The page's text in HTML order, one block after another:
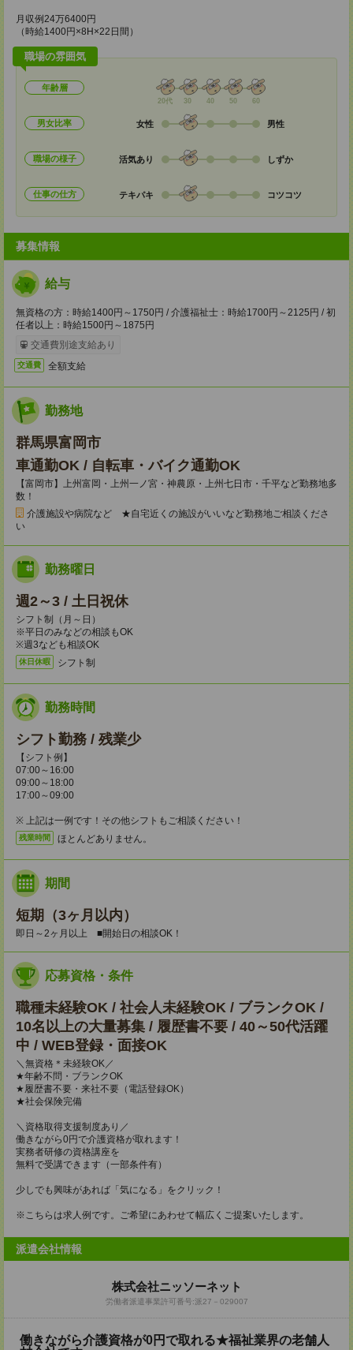
月収例24万6400円
（時給1400円×8H×22日間）
職場の雰囲気
年齢層
20代 30 40 50 60
男女比率 女性 男性
職場の様子 活気あり しずか
仕事の仕方 テキパキ コツコツ
募集情報
給与
無資格の方：時給1400円～1750円 / 介護福祉士：時給1700円～2125円 / 初
任者以上：時給1500円～1875円
交通費別途支給あり
交通費 全額支給
勤務地
群馬県富岡市
車通勤OK / 自転車・バイク通勤OK
【富岡市】上州富岡・上州一ノ宮・神農原・上州七日市・千平など勤務地多
数！
介護施設や病院など ★自宅近くの施設がいいなど勤務地ご相談くださ
い
勤務曜日
週2～3 / 土日祝休
シフト制（月～日）
※平日のみなどの相談もOK
※週3なども相談OK
休日休暇 シフト制
勤務時間
シフト勤務 / 残業少
【シフト例】
07:00～16:00
09:00～18:00
17:00～09:00
※ 上記は一例です！その他シフトもご相談ください！
残業時間 ほとんどありません。
期間
短期（3ヶ月以内）
即日～2ヶ月以上 ■開始日の相談OK！
応募資格・条件
職種未経験OK / 社会人未経験OK / ブランクOK /
10名以上の大量募集 / 履歴書不要 / 40～50代活躍
中 / WEB登録・面接OK
＼無資格＊未経験OK／
★年齢不問・ブランクOK
★履歴書不要・来社不要（電話登録OK）
★社会保険完備
＼資格取得支援制度あり／
働きながら0円で介護資格が取れます！
実務者研修の資格講座を
無料で受講できます（一部条件有）
少しでも興味があれば「気になる」をクリック！
※こちらは求人例です。ご希望にあわせて幅広くご提案いたします。
派遣会社情報
株式会社ニッソーネット
労働者派遣事業許可番号:派27－029007
働きながら介護資格が0円で取れる★福祉業界の老舗人